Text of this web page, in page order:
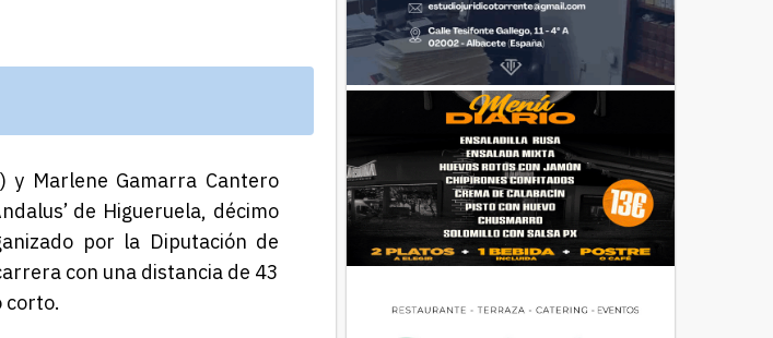
y Marlene Gamarra Cantero
de Higueruela, décimo
por la Diputación de
con una distancia de 43
corto.